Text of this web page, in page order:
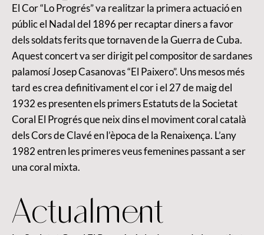
El Cor “Lo Progrés” va realitzar la primera actuació en
públic el Nadal del 1896 per recaptar diners a favor
dels soldats ferits que tornaven de la Guerra de Cuba.
Aquest concert va ser dirigit pel compositor de sardanes
palamosí Josep Casanovas “El Paixero”. Uns mesos més
tard es crea definitivament el cor i el 27 de maig del
1932 es presenten els primers Estatuts de la Societat
Coral El Progrés que neix dins el moviment coral català
dels Cors de Clavé en l’època de la Renaixença. L’any
1982 entren les primeres veus femenines passant a ser
una coral mixta.
Actualment